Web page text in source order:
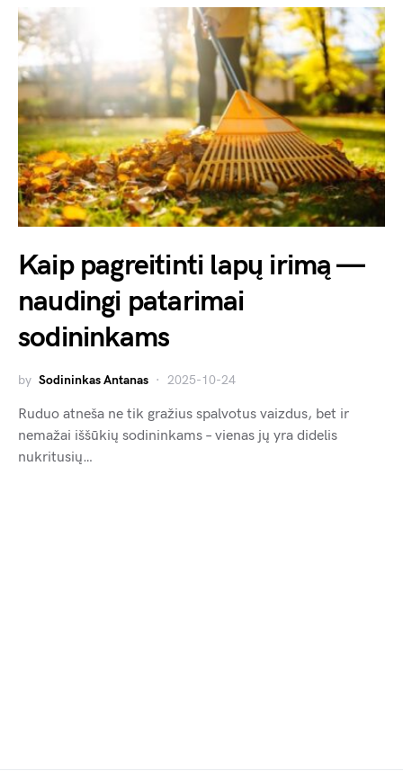
Kaip pagreitinti lapų irimą —
naudingi patarimai
sodininkams
by Sodininkas Antanas 2025-10-24
Ruduo atneša ne tik gražius spalvotus vaizdus, bet ir
nemažai iššūkių sodininkams – vienas jų yra didelis
nukritusių…